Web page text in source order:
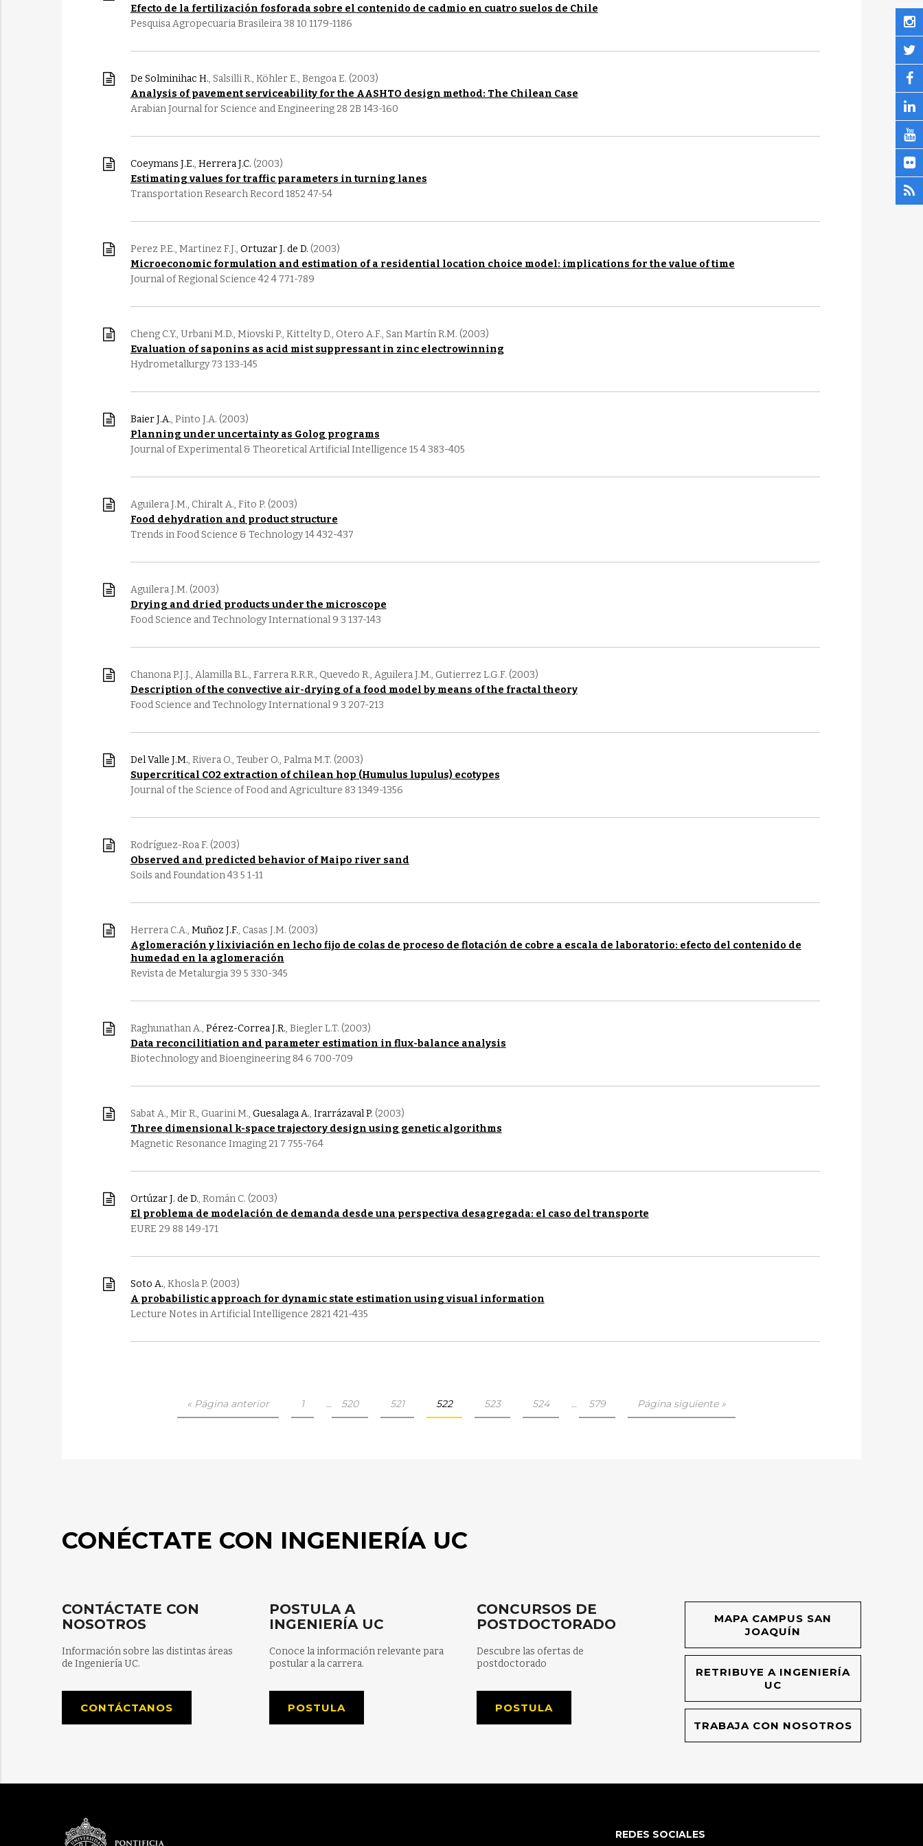
Efecto de la fertilización fosforada sobre el contenido de cadmio en cuatro suelos de Chile
Pesquisa Agropecuaria Brasileira 38 10 1179-1186
De Solminihac H., Salsilli R., Köhler E., Bengoa E. (2003)
Analysis of pavement serviceability for the AASHTO design method: The Chilean Case
Arabian Journal for Science and Engineering 28 2B 143-160
Coeymans J.E., Herrera J.C. (2003)
Estimating values for traffic parameters in turning lanes
Transportation Research Record 1852 47-54
Perez P.E., Martinez F.J., Ortuzar J. de D. (2003)
Microeconomic formulation and estimation of a residential location choice model: implications for the value of time
Journal of Regional Science 42 4 771-789
Cheng C.Y., Urbani M.D., Miovski P., Kittelty D., Otero A.F., San Martín R.M. (2003)
Evaluation of saponins as acid mist suppressant in zinc electrowinning
Hydrometallurgy 73 133-145
Baier J.A., Pinto J.A. (2003)
Planning under uncertainty as Golog programs
Journal of Experimental & Theoretical Artificial Intelligence 15 4 383-405
Aguilera J.M., Chiralt A., Fito P. (2003)
Food dehydration and product structure
Trends in Food Science & Technology 14 432-437
Aguilera J.M. (2003)
Drying and dried products under the microscope
Food Science and Technology International 9 3 137-143
Chanona P.J.J., Alamilla B.L., Farrera R.R.R., Quevedo R., Aguilera J.M., Gutierrez L.G.F. (2003)
Description of the convective air-drying of a food model by means of the fractal theory
Food Science and Technology International 9 3 207-213
Del Valle J.M., Rivera O., Teuber O., Palma M.T. (2003)
Supercritical CO2 extraction of chilean hop (Humulus lupulus) ecotypes
Journal of the Science of Food and Agriculture 83 1349-1356
Rodríguez-Roa F. (2003)
Observed and predicted behavior of Maipo river sand
Soils and Foundation 43 5 1-11
Herrera C.A., Muñoz J.F., Casas J.M. (2003)
Aglomeración y lixiviación en lecho fijo de colas de proceso de flotación de cobre a escala de laboratorio: efecto del contenido de
humedad en la aglomeración
Revista de Metalurgia 39 5 330-345
Raghunathan A., Pérez-Correa J.R., Biegler L.T. (2003)
Data reconcilitiation and parameter estimation in flux-balance analysis
Biotechnology and Bioengineering 84 6 700-709
Sabat A., Mir R., Guarini M., Guesalaga A., Irarrázaval P. (2003)
Three dimensional k-space trajectory design using genetic algorithms
Magnetic Resonance Imaging 21 7 755-764
Ortúzar J. de D., Román C. (2003)
El problema de modelación de demanda desde una perspectiva desagregada: el caso del transporte
EURE 29 88 149-171
Soto A., Khosla P. (2003)
A probabilistic approach for dynamic state estimation using visual information
Lecture Notes in Artificial Intelligence 2821 421-435
« Página anterior 1 … 520 521 522 523 524 … 579 Página siguiente »
CONÉCTATE CON INGENIERÍA UC
CONTÁCTATE CON
NOSOTROS
Información sobre las distintas áreas
de Ingeniería UC.
CONTÁCTANOS
POSTULA A
INGENIERÍA UC
Conoce la información relevante para
postular a la carrera.
POSTULA
CONCURSOS DE
POSTDOCTORADO
Descubre las ofertas de
postdoctorado
POSTULA
MAPA CAMPUS SAN
JOAQUÍN
RETRIBUYE A INGENIERÍA
UC
TRABAJA CON NOSOTROS
REDES SOCIALES